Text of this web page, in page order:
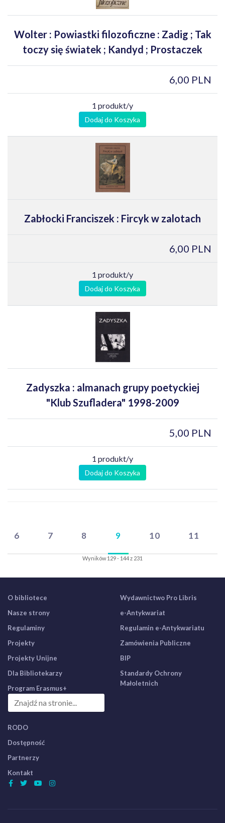
Wolter : Powiastki filozoficzne : Zadig ; Tak
toczy się światek ; Kandyd ; Prostaczek
6,00 PLN
1 produkt/y
Dodaj do Koszyka
Zabłocki Franciszek : Fircyk w zalotach
6,00 PLN
1 produkt/y
Dodaj do Koszyka
Zadyszka : almanach grupy poetyckiej
"Klub Szufladera" 1998-2009
5,00 PLN
1 produkt/y
Dodaj do Koszyka
6 7 8 9 10 11
Wyników 129 - 144 z 231
O bibliotece
Nasze strony
Regulaminy
Projekty
Projekty Unijne
Dla Bibliotekarzy
Program Erasmus+
Wydawnictwo Pro Libris
e-Antykwariat
Regulamin e-Antykwariatu
Zamówienia Publiczne
BIP
Standardy Ochrony
Małoletnich
RODO
Dostępność
Partnerzy
Kontakt